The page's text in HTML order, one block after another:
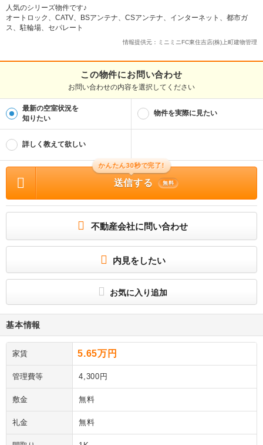
人気のシリーズ物件です♪
オートロック、CATV、BSアンテナ、CSアンテナ、インターネット、都市ガ
ス、駐輪場、セパレート
情報提供元：ミニミニFC東住吉店(株)上町建物管理
この物件にお問い合わせ
お問い合わせの内容を選択してください
最新の空室状況を
知りたい
物件を実際に見たい
詳しく教えて欲しい
かんたん30秒で完了!
送信する 無料
不動産会社に問い合わせ
内見をしたい
お気に入り追加
基本情報
家賃 5.65万円
管理費等 4,300円
敷金 無料
礼金 無料